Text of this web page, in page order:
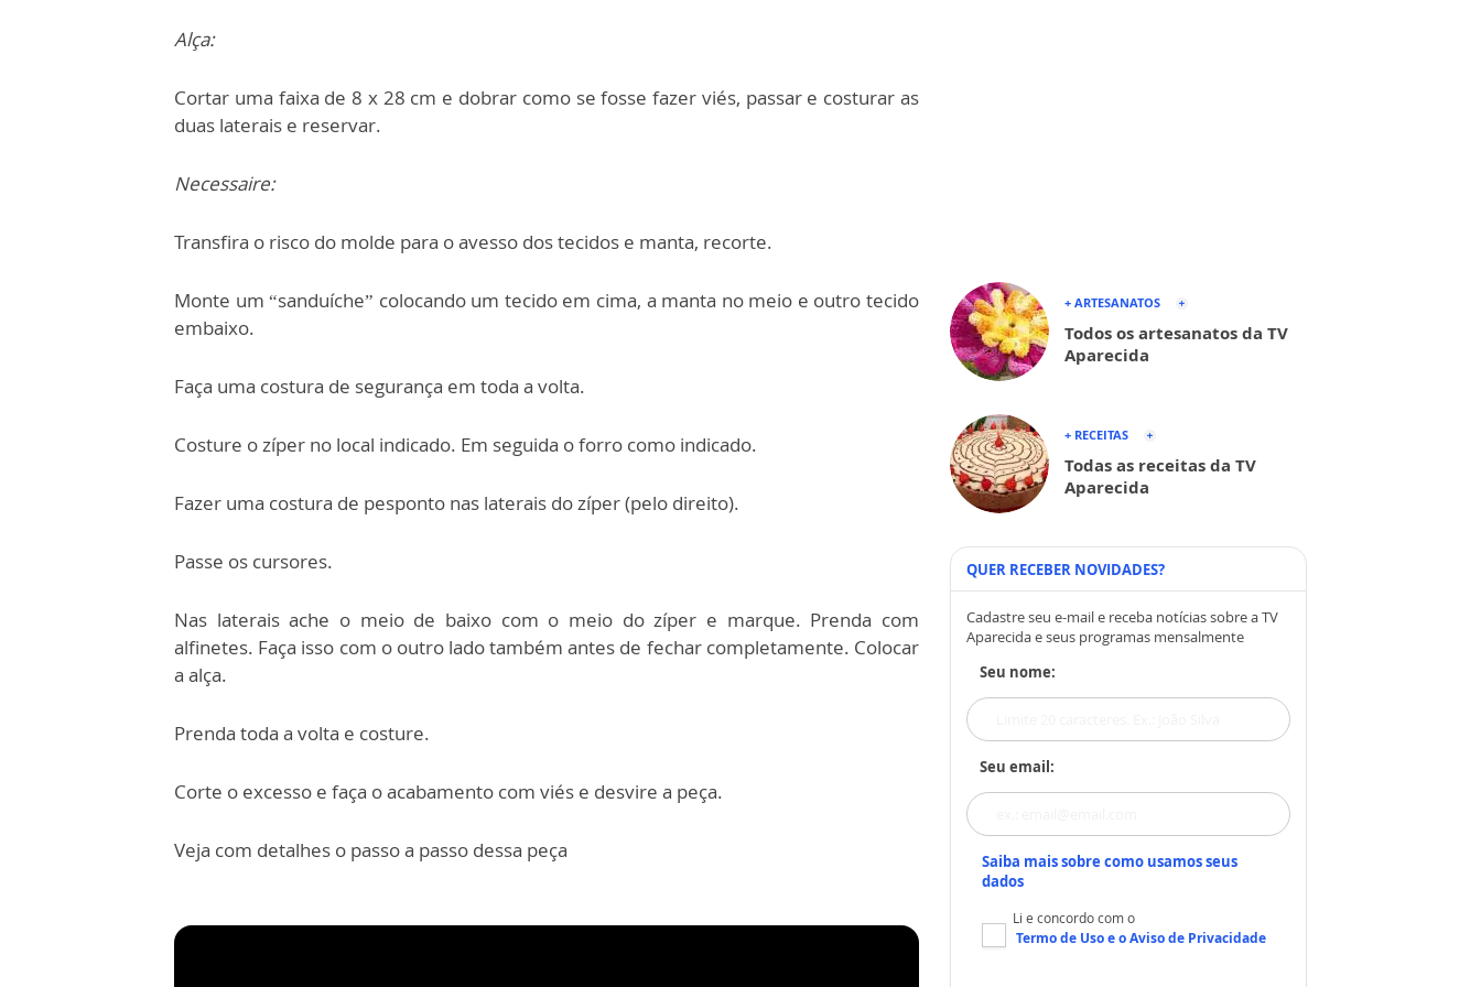
Alça:
Cortar uma faixa de 8 x 28 cm e dobrar como se fosse fazer viés, passar e costurar as
duas laterais e reservar.
Necessaire:
Transfira o risco do molde para o avesso dos tecidos e manta, recorte.
Monte um “sanduíche” colocando um tecido em cima, a manta no meio e outro tecido
embaixo.
Faça uma costura de segurança em toda a volta.
Costure o zíper no local indicado. Em seguida o forro como indicado.
Fazer uma costura de pesponto nas laterais do zíper (pelo direito).
Passe os cursores.
Nas laterais ache o meio de baixo com o meio do zíper e marque. Prenda com
alfinetes. Faça isso com o outro lado também antes de fechar completamente. Colocar
a alça.
Prenda toda a volta e costure.
Corte o excesso e faça o acabamento com viés e desvire a peça.
Veja com detalhes o passo a passo dessa peça
+ ARTESANATOS
Todos os artesanatos da TV
Aparecida
+ RECEITAS
Todas as receitas da TV
Aparecida
QUER RECEBER NOVIDADES?
Cadastre seu e-mail e receba notícias sobre a TV
Aparecida e seus programas mensalmente
Seu nome:
Seu email:
Saiba mais sobre como usamos seus
dados
Li e concordo com o
Termo de Usoe oAviso de Privacidade